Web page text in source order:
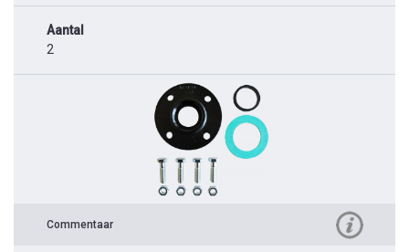
Aantal
2
Commentaar